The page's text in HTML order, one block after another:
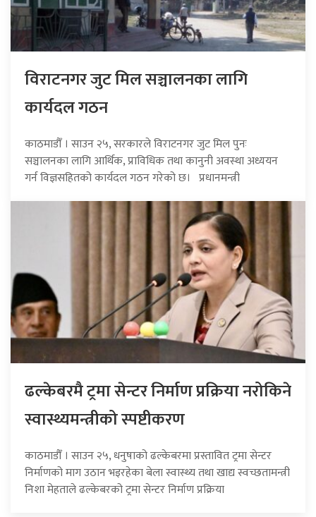
विराटनगर जुट मिल सञ्चालनका लागि
कार्यदल गठन
काठमाडौँ । साउन २५, सरकारले विराटनगर जुट मिल पुनः
सञ्चालनका लागि आर्थिक, प्राविधिक तथा कानुनी अवस्था अध्ययन
गर्न विज्ञसहितको कार्यदल गठन गरेको छ। प्रधानमन्त्री
ढल्केबरमै ट्रमा सेन्टर निर्माण प्रक्रिया नरोकिने
स्वास्थ्यमन्त्रीको स्पष्टीकरण
काठमाडौँ । साउन २५, धनुषाको ढल्केबरमा प्रस्तावित ट्रमा सेन्टर
निर्माणको माग उठान भइरहेका बेला स्वास्थ्य तथा खाद्य स्वच्छतामन्त्री
निशा मेहताले ढल्केबरको ट्रमा सेन्टर निर्माण प्रक्रिया